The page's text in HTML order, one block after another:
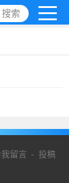
搜索
留言 - 投稿